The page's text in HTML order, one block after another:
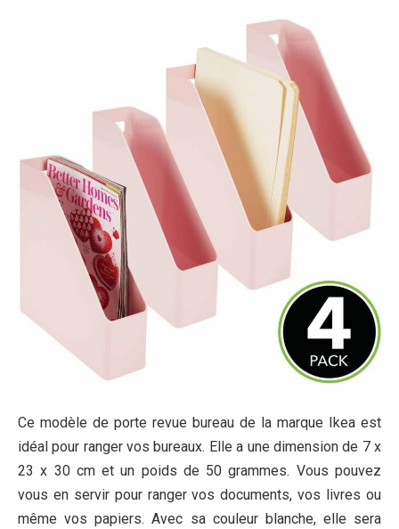
Ce modèle de porte revue bureau de la marque Ikea est
idéal pour ranger vos bureaux. Elle a une dimension de 7 x
23 x 30 cm et un poids de 50 grammes. Vous pouvez
vous en servir pour ranger vos documents, vos livres ou
même vos papiers. Avec sa couleur blanche, elle sera